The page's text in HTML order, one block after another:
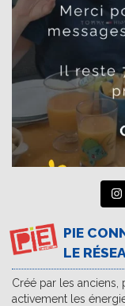
PIE
LE
Créé par les anciens,
activement les